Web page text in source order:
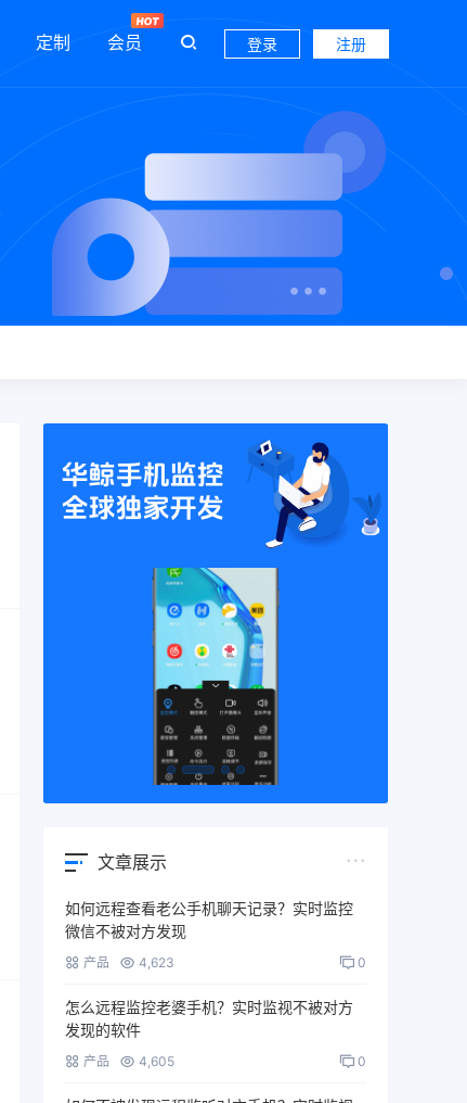
定制 会员 登录 注册
文章展示
如何远程查看老公手机聊天记录？实时监控
微信不被对方发现
产品 4,623 0
怎么远程监控老婆手机？实时监视不被对方
发现的软件
产品 4,605 0